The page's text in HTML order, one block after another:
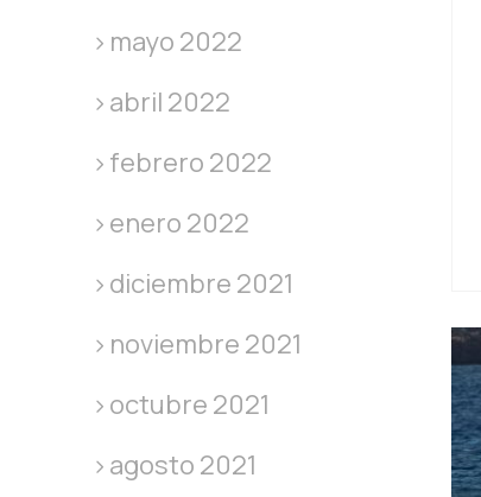
mayo 2022
abril 2022
febrero 2022
enero 2022
diciembre 2021
noviembre 2021
octubre 2021
agosto 2021